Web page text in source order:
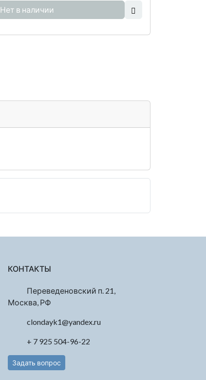
Нет в наличии
КОНТАКТЫ
Переведеновский п. 21,
Москва, РФ
clondayk1@yandex.ru
+ 7 925 504-96-22
Задать вопрос